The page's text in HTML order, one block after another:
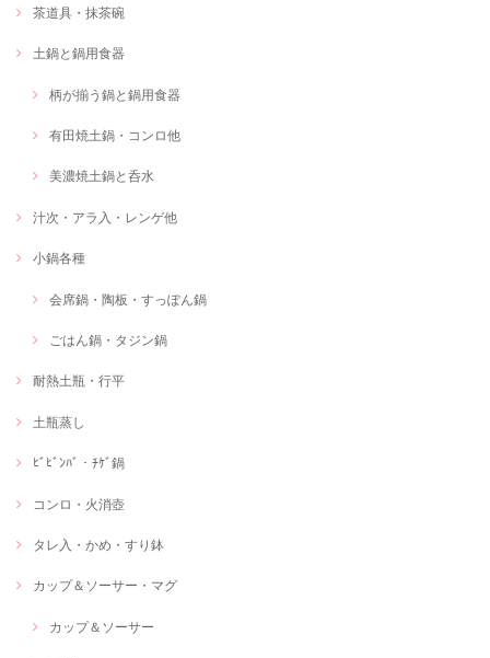
茶道具・抹茶碗
土鍋と鍋用食器
柄が揃う鍋と鍋用食器
有田焼土鍋・コンロ他
美濃焼土鍋と呑水
汁次・アラ入・レンゲ他
小鍋各種
会席鍋・陶板・すっぽん鍋
ごはん鍋・タジン鍋
耐熱土瓶・行平
土瓶蒸し
ﾋﾞﾋﾞﾝﾊﾞ・ﾁｹﾞ鍋
コンロ・火消壺
タレ入・かめ・すり鉢
カップ＆ソーサー・マグ
カップ＆ソーサー